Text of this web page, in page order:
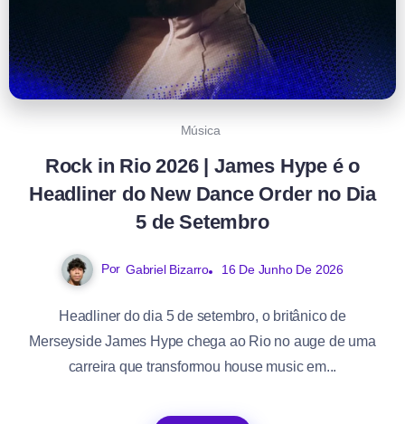
Música
Rock in Rio 2026 | James Hype é o
Headliner do New Dance Order no Dia
5 de Setembro
Por Gabriel Bizarro 16 De Junho De 2026
Headliner do dia 5 de setembro, o britânico de
Merseyside James Hype chega ao Rio no auge de uma
carreira que transformou house music em...